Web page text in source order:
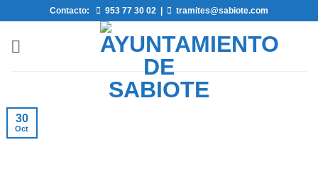
contenido
Contacto: 953 77 30 02 | tramites@sabiote.com
30
Oct